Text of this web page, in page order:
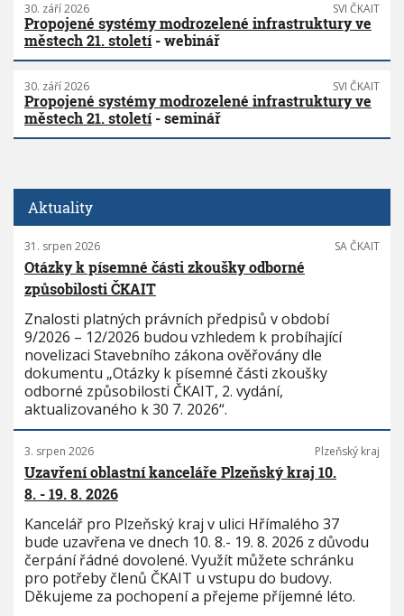
30. září 2026 SVI ČKAIT
Propojené systémy modrozelené infrastruktury ve
městech 21. století- webinář
30. září 2026 SVI ČKAIT
Propojené systémy modrozelené infrastruktury ve
městech 21. století- seminář
Aktuality
31. srpen 2026 SA ČKAIT
Otázky k písemné části zkoušky odborné
způsobilosti ČKAIT
Znalosti platných právních předpisů v období
9/2026 – 12/2026 budou vzhledem k probíhající
novelizaci Stavebního zákona ověřovány dle
dokumentu „Otázky k písemné části zkoušky
odborné způsobilosti ČKAIT, 2. vydání,
aktualizovaného k 30 7. 2026“.
3. srpen 2026 Plzeňský kraj
Uzavření oblastní kanceláře Plzeňský kraj 10.
8. - 19. 8. 2026
Kancelář pro Plzeňský kraj v ulici Hřímalého 37
bude uzavřena ve dnech 10. 8.- 19. 8. 2026 z důvodu
čerpání řádné dovolené. Využít můžete schránku
pro potřeby členů ČKAIT u vstupu do budovy.
Děkujeme za pochopení a přejeme příjemné léto.